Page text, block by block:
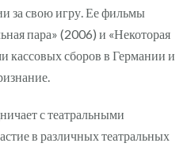
за свою игру. Ее фильмы
пара» (2006) и «Некоторая
кассовых сборов в Германии и
с театральными
в различных театральных